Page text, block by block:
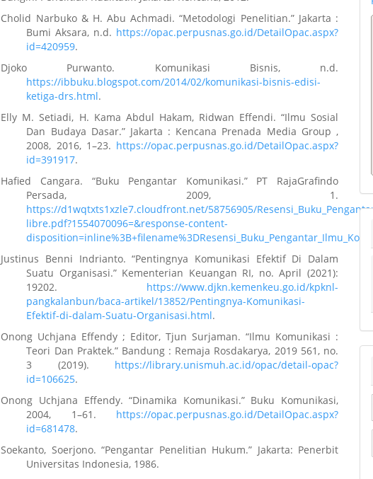
Cholid Narbuko & H. Abu Achmadi. “Metodologi Penelitian.” Jakarta :
Bumi Aksara, n.d. https://opac.perpusnas.go.id/DetailOpac.aspx?
id=420959.
Djoko Purwanto. Komunikasi Bisnis, n.d.
https://ibbuku.blogspot.com/2014/02/komunikasi-bisnis-edisi-
ketiga-drs.html.
Elly M. Setiadi, H. Kama Abdul Hakam, Ridwan Effendi. “Ilmu Sosial
Dan Budaya Dasar.” Jakarta : Kencana Prenada Media Group ,
2008, 2016, 1–23. https://opac.perpusnas.go.id/DetailOpac.aspx?
id=391917.
Hafied Cangara. “Buku Pengantar Komunikasi.” PT RajaGrafindo
Persada, 2009, 1.
https://d1wqtxts1xzle7.cloudfront.net/58756905/
libre.pdf?1554070096=&response-content-
Justinus Benni Indrianto. “Pentingnya Komunikasi Efektif Di Dalam
Suatu Organisasi.” Kementerian Keuangan RI, no. April (2021):
19202. https://www.djkn.kemenkeu.go.id/kpknl-
pangkalanbun/baca-artikel/13852/Pentingnya-Komunikasi-
Efektif-di-dalam-Suatu-Organisasi.html.
Onong Uchjana Effendy ; Editor, Tjun Surjaman. “Ilmu Komunikasi :
Teori Dan Praktek.” Bandung : Remaja Rosdakarya, 2019 561, no.
3 (2019). https://library.unismuh.ac.id/opac/detail-opac?
id=106625.
Onong Uchjana Effendy. “Dinamika Komunikasi.” Buku Komunikasi,
2004, 1–61. https://opac.perpusnas.go.id/DetailOpac.aspx?
id=681478.
Soekanto, Soerjono. “Pengantar Penelitian Hukum.” Jakarta: Penerbit
Universitas Indonesia, 1986.